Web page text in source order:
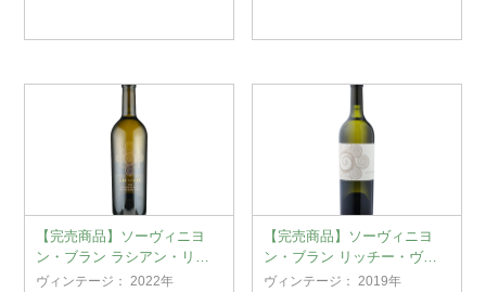
【完売商品】ソーヴィニヨ
ン・ブラン ラシアン・リヴ
ァー・ヴァレー 2022
ヴィンテージ：2022年
【完売商品】ソーヴィニヨ
ン・ブラン リッチー・ヴィ
ンヤード 2019
ヴィンテージ：2019年